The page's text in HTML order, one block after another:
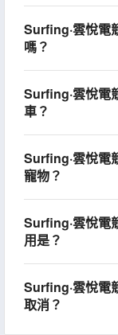
Surfing·雲悅電
嗎？
Surfing·雲悅電
車？
Surfing·雲悅電
寵物？
Surfing·雲悅電
用是？
Surfing·雲悅電
取消？